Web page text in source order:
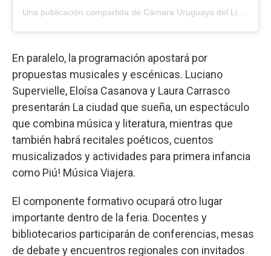
En paralelo, la programación apostará por
propuestas musicales y escénicas. Luciano
Supervielle, Eloísa Casanova y Laura Carrasco
presentarán La ciudad que sueña, un espectáculo
que combina música y literatura, mientras que
también habrá recitales poéticos, cuentos
musicalizados y actividades para primera infancia
como Piú! Música Viajera.
El componente formativo ocupará otro lugar
importante dentro de la feria. Docentes y
bibliotecarios participarán de conferencias, mesas
de debate y encuentros regionales con invitados